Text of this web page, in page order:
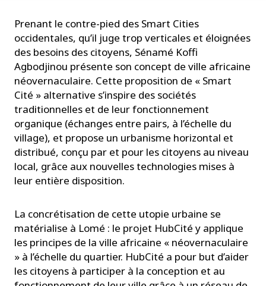
Prenant le contre-pied des Smart Cities
occidentales, qu’il juge trop verticales et éloignées
des besoins des citoyens, Sénamé Koffi
Agbodjinou présente son concept de ville africaine
néovernaculaire. Cette proposition de « Smart
Cité » alternative s’inspire des sociétés
traditionnelles et de leur fonctionnement
organique (échanges entre pairs, à l’échelle du
village), et propose un urbanisme horizontal et
distribué, conçu par et pour les citoyens au niveau
local, grâce aux nouvelles technologies mises à
leur entière disposition.
La concrétisation de cette utopie urbaine se
matérialise à Lomé : le projet HubCité y applique
les principes de la ville africaine « néovernaculaire
» à l’échelle du quartier. HubCité a pour but d’aider
les citoyens à participer à la conception et au